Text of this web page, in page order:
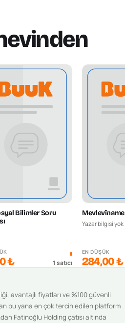
Bilimler Soru
₺ 1 satıcı
Mevlevîname
Yazar bilgisi yok
EN DÜŞÜK
284,00 ₺
avantajlı fiyatları ve %100 güvenli
bu yana en çok tercih edilen platform
Fatinoğlu Holding çatısı altında